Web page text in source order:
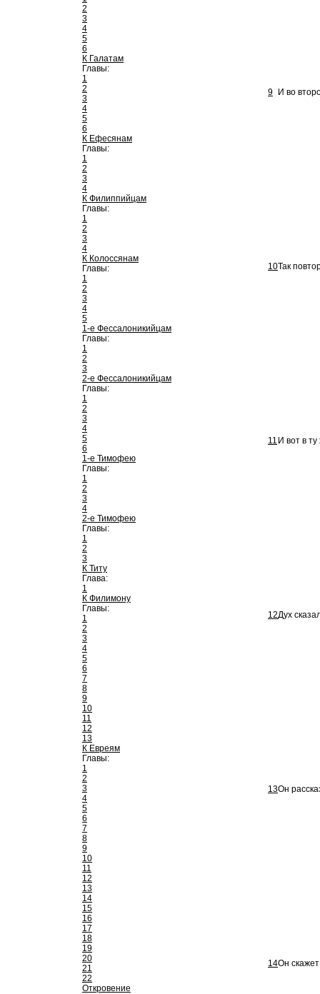
2
3
4
5
6
К Галатам
Главы:
1
2
3
4
5
6
К Ефесянам
Главы:
1
2
3
4
К Филиппийцам
Главы:
1
2
3
4
К Колоссянам
Главы:
1
2
3
4
5
1-е Фессалоникийцам
Главы:
1
2
3
2-е Фессалоникийцам
Главы:
1
2
3
4
5
6
1-е Тимофею
Главы:
1
2
3
4
2-е Тимофею
Главы:
1
2
3
К Титу
Глава:
1
К Филимону
Главы:
1
2
3
4
5
6
7
8
9
10
11
12
13
К Евреям
Главы:
1
2
3
4
5
6
7
8
9
10
11
12
13
14
15
16
17
18
19
20
21
22
Откровение
9 И во
10Так
11 И вот в
12Дух
13Он
14Он